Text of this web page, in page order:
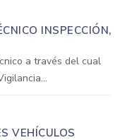
INSPECCIÓN,
a través del cual
VEHÍCULOS